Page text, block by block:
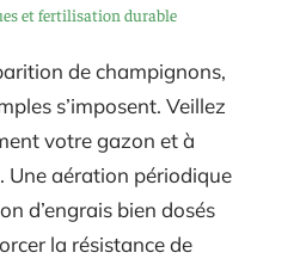
et fertilisation durable
de champignons,
s’imposent. Veillez
votre gazon et à
Une aération périodique
d’engrais bien dosés
la résistance de